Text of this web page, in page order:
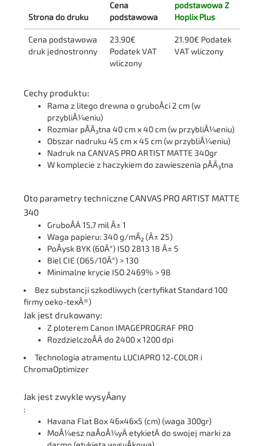
Strona do druku
Cena
podstawowa
podstawowa Z
Hoplix Plus
Cena podstawowa
druk jednostronny
23.90€
Podatek VAT
wliczony
21.90€ Podatek
VAT wliczony
Cechy produktu:
Rama z litego drewna o gruboÅci 2 cm (w
przybliÅ¼eniu)
Rozmiar pÅÃ³tna 40 cm x 40 cm (w przybliÅ¼eniu)
Obszar nadruku 45 cm x 45 cm (w przybliÅ¼eniu)
Nadruk na CANVAS PRO ARTIST MATTE 340gr
W komplecie z haczykiem do zawieszenia pÅÃ³tna
Oto parametry techniczne CANVAS PRO ARTIST MATTE
340
GruboÅÄ 15,7 mil Â± 1
Waga papieru: 340 g/mÂ² (Â± 25)
PoÅysk BYK (60Â°) ISO 2813 18 Â± 5
Biel CIE (D65/10Â°) > 130
Minimalne krycie ISO 2469% > 98
Bez substancji szkodliwych (certyfikat Standard 100
firmy oeko-texÂ®)
Jak jest drukowany:
Z ploterem Canon IMAGEPROGRAF PRO
RozdzielczoÅÄ do 2400 x 1200 dpi
Technologia atramentu LUCIAPRO 12-COLOR i
ChromaOptimizer
Jak jest zwykle wysyÅany
:
Havana Flat Box 46x46x5 (cm) (waga 300gr)
MoÅ¼esz naÅoÅ¼yÄ etykietÄ do swojej marki za